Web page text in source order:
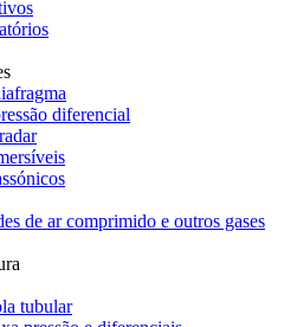
diferencial
de ar comprimido e outros gases
tubular